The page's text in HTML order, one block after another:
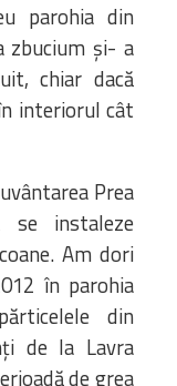
parohia din
zbucium și- a
chiar dacă
interiorul cât
Prea
se instaleze
Am dori
în parohia
din
de la Lavra
de grea